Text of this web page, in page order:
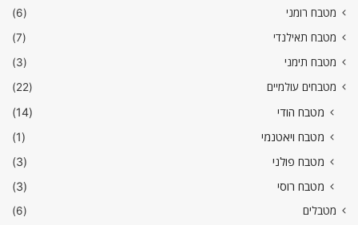
מטבח רומני
(6)
מטבח תאילנדי
(7)
מטבח תימני
(3)
מטבחים עולמיים
(22)
מטבח הודי
(14)
מטבח ויאטנמי
(1)
מטבח פולני
(3)
מטבח רוסי
(3)
מטבלים
(6)